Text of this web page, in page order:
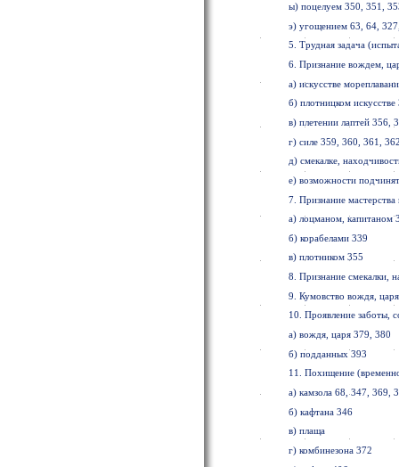
ы) поцелуем 350, 351,
э) угощением 63, 64,
5. Трудная задача
6. Признание вождем,
а) искусстве
б) плотницком искусстве
в) плетении лаптей 356,
г) силе 359, 360, 361,
д) смекалке,
е) возможности
7. Признание мастерства
а) лоцманом, капитаном
б) корабелами 339
в) плотником 355
8. Признание смекалки,
9. Кумовство вождя,
10. Проявление заботы,
а) вождя, царя 379, 380
б) подданных 393
11. Похищение
а) камзола 68, 347, 369,
б) кафтана 346
в) плаща
г) комбинезона 372